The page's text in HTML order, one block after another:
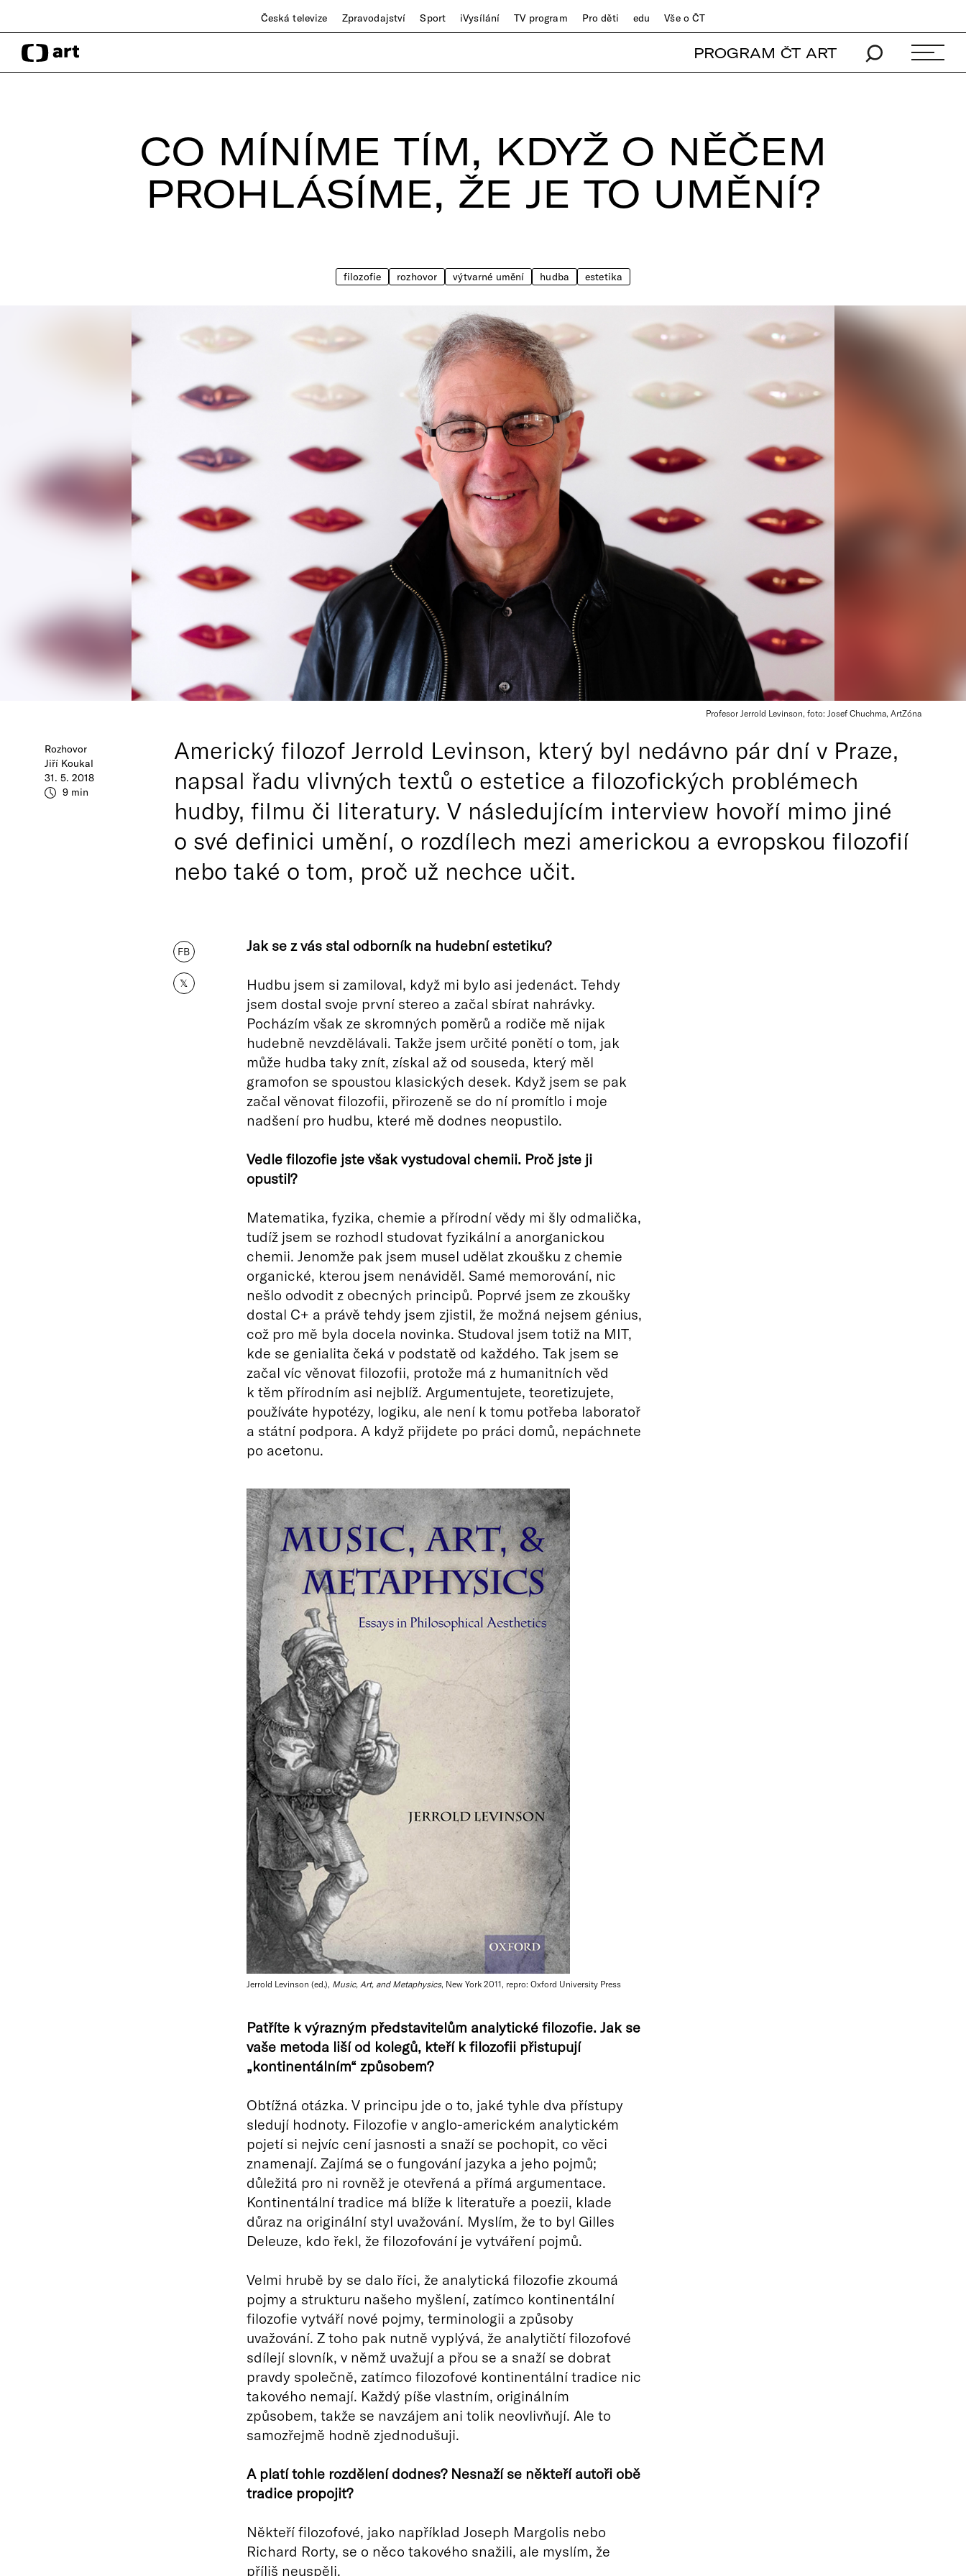
Česká televize Zpravodajství Sport iVysílání TV program Pro děti edu Vše o ČT
PROGRAM ČT ART
CO MÍNÍME TÍM, KDYŽ O NĚČEM
PROHLÁSÍME, ŽE JE TO UMĚNÍ?
filozofie rozhovor výtvarné umění hudba estetika
Profesor Jerrold Levinson, foto: Josef Chuchma, ArtZóna
Rozhovor
Jiří Koukal
31. 5. 2018
9 min
Americký filozof Jerrold Levinson, který byl nedávno pár dní v Praze,
napsal řadu vlivných textů o estetice a filozofických problémech
hudby, filmu či literatury. V následujícím interview hovoří mimo jiné
o své definici umění, o rozdílech mezi americkou a evropskou filozofií
nebo také o tom, proč už nechce učit.
FB
𝕏
Jak se z vás stal odborník na hudební estetiku?
Hudbu jsem si zamiloval, když mi bylo asi jedenáct. Tehdy
jsem dostal svoje první stereo a začal sbírat nahrávky.
Pocházím však ze skromných poměrů a rodiče mě nijak
hudebně nevzdělávali. Takže jsem určité ponětí o tom, jak
může hudba taky znít, získal až od souseda, který měl
gramofon se spoustou klasických desek. Když jsem se pak
začal věnovat filozofii, přirozeně se do ní promítlo i moje
nadšení pro hudbu, které mě dodnes neopustilo.
Vedle filozofie jste však vystudoval chemii. Proč jste ji
opustil?
Matematika, fyzika, chemie a přírodní vědy mi šly odmalička,
tudíž jsem se rozhodl studovat fyzikální a anorganickou
chemii. Jenomže pak jsem musel udělat zkoušku z chemie
organické, kterou jsem nenáviděl. Samé memorování, nic
nešlo odvodit z obecných principů. Poprvé jsem ze zkoušky
dostal C+ a právě tehdy jsem zjistil, že možná nejsem génius,
což pro mě byla docela novinka. Studoval jsem totiž na MIT,
kde se genialita čeká v podstatě od každého. Tak jsem se
začal víc věnovat filozofii, protože má z humanitních věd
k těm přírodním asi nejblíž. Argumentujete, teoretizujete,
používáte hypotézy, logiku, ale není k tomu potřeba laboratoř
a státní podpora. A když přijdete po práci domů, nepáchnete
po acetonu.
Jerrold Levinson (ed.), Music, Art, and Metaphysics, New York 2011, repro: Oxford University Press
Patříte k výrazným představitelům analytické filozofie. Jak se
vaše metoda liší od kolegů, kteří k filozofii přistupují
„kontinentálním“ způsobem?
Obtížná otázka. V principu jde o to, jaké tyhle dva přístupy
sledují hodnoty. Filozofie v anglo-americkém analytickém
pojetí si nejvíc cení jasnosti a snaží se pochopit, co věci
znamenají. Zajímá se o fungování jazyka a jeho pojmů;
důležitá pro ni rovněž je otevřená a přímá argumentace.
Kontinentální tradice má blíže k literatuře a poezii, klade
důraz na originální styl uvažování. Myslím, že to byl Gilles
Deleuze, kdo řekl, že filozofování je vytváření pojmů.
Velmi hrubě by se dalo říci, že analytická filozofie zkoumá
pojmy a strukturu našeho myšlení, zatímco kontinentální
filozofie vytváří nové pojmy, terminologii a způsoby
uvažování. Z toho pak nutně vyplývá, že analytičtí filozofové
sdílejí slovník, v němž uvažují a přou se a snaží se dobrat
pravdy společně, zatímco filozofové kontinentální tradice nic
takového nemají. Každý píše vlastním, originálním
způsobem, takže se navzájem ani tolik neovlivňují. Ale to
samozřejmě hodně zjednodušuji.
A platí tohle rozdělení dodnes? Nesnaží se někteří autoři obě
tradice propojit?
Někteří filozofové, jako například Joseph Margolis nebo
Richard Rorty, se o něco takového snažili, ale myslím, že
příliš neuspěli.